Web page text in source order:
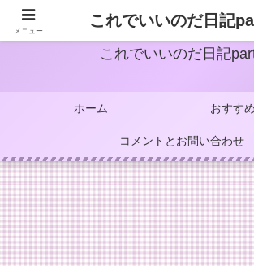
これでいいのだ日記
ホーム おすす
コメントとお問い合わせ
メニュー
これでいいのだ日記